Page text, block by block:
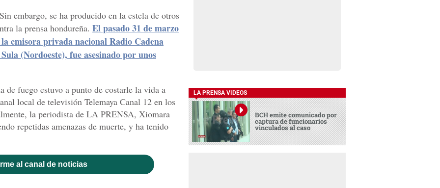
embargo, se ha producido en la estela de otros
la prensa hondureña. El pasado 31 de marzo
emisora privada nacional Radio Cadena
(Nordoeste), fue asesinado por unos
de fuego estuvo a punto de costarle la vida a
local de televisión Telemaya Canal 12 en los
la periodista de LA PRENSA, Xiomara
repetidas amenazas de muerte, y ha tenido
al canal de noticias
LA PRENSA VIDEOS
BCH emite comunicado por
captura de funcionarios
vinculados al caso